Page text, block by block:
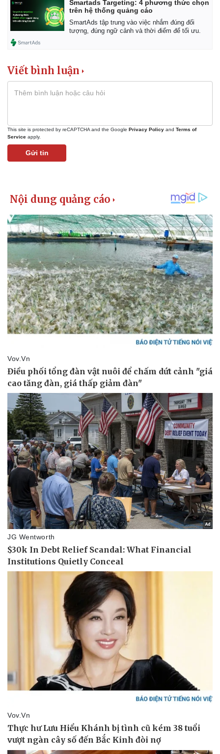
Pháp luật
Vụ án
Tin nóng
Tư vấn luật
Quân sự - Quốc phòng
Vũ khí
Việt Nam
Phân tích
Smartads Targeting: 4 phương thức chọn
trên hệ thống quảng cáo
SmartAds tập trung vào việc nhắm đúng đối
tượng, đúng ngữ cảnh và thời điểm để tối ưu.
Viết bình luận
This site is protected by reCAPTCHA and the Google Privacy Policy and Terms of
Service apply.
Gửi tin